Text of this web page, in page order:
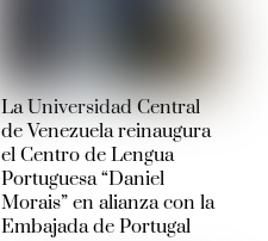
La Universidad Central
de Venezuela reinaugura
el Centro de Lengua
Portuguesa “Daniel
Morais” en alianza con la
Embajada de Portugal